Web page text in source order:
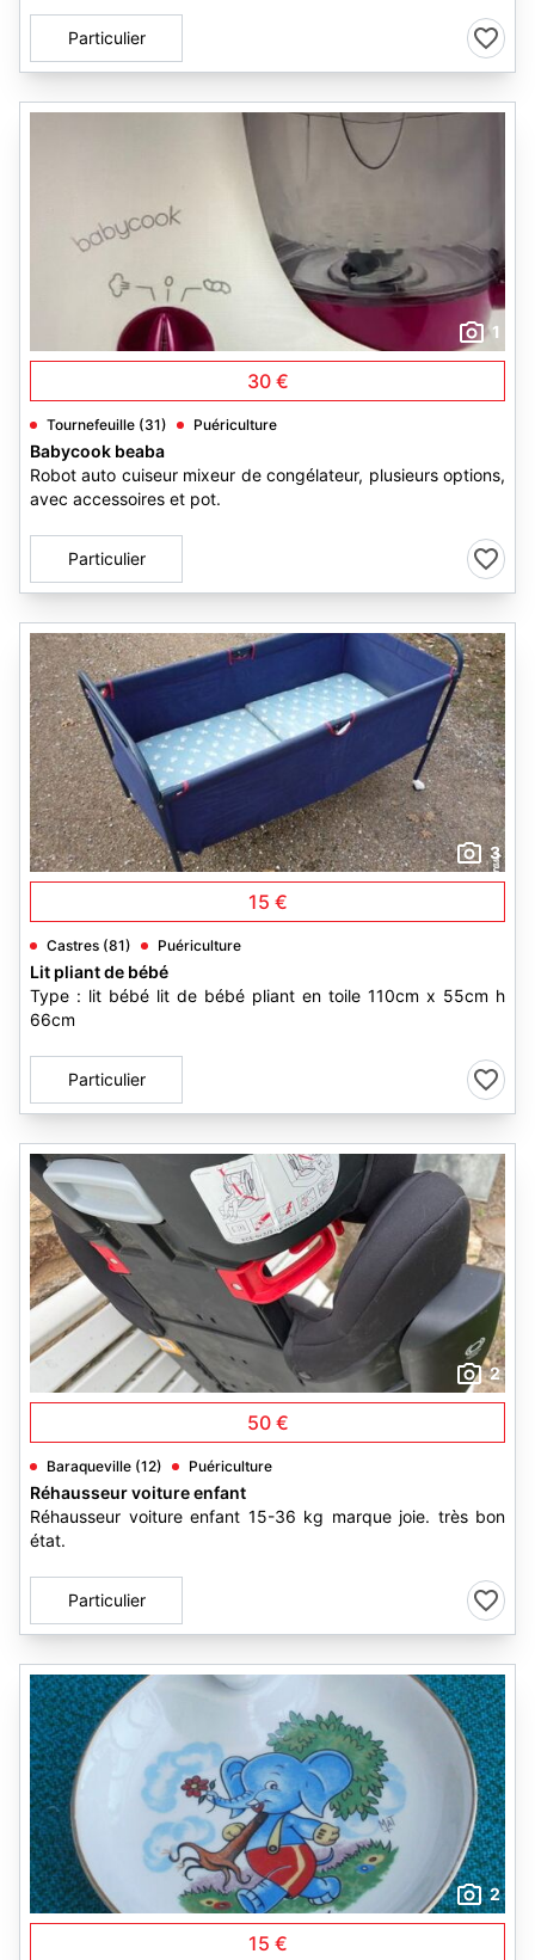
Particulier
1
30 €
Tournefeuille (31) Puériculture
Babycook beaba
Robot auto cuiseur mixeur de congélateur, plusieurs options,
avec accessoires et pot.
Particulier
3
15 €
Castres (81) Puériculture
Lit pliant de bébé
Type : lit bébé lit de bébé pliant en toile 110cm x 55cm h
66cm
Particulier
2
50 €
Baraqueville (12) Puériculture
Réhausseur voiture enfant
Réhausseur voiture enfant 15-36 kg marque joie. très bon
état.
Particulier
2
15 €